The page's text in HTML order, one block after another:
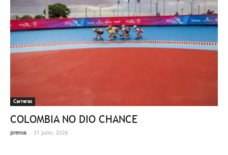
Carreras
COLOMBIA NO DIO CHANCE
prensa - 31 julio, 2026